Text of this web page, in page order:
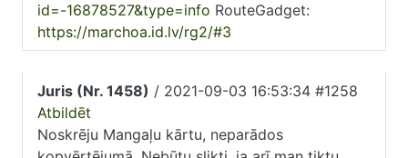
id=-16878527&type=info RouteGadget:
https://marchoa.id.lv/rg2/#3
Juris (Nr. 1458) / 2021-09-03 16:53:34 #1258
Atbildēt
Noskrēju Mangaļu kārtu, neparādos